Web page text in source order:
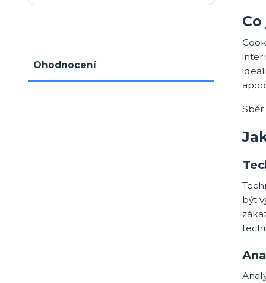
Ohodnocení
Sběr
být